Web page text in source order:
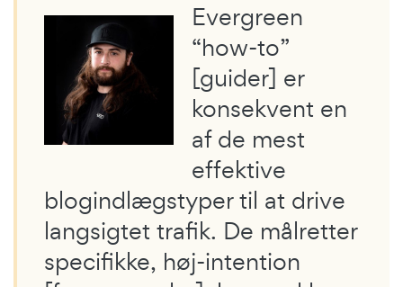
Evergreen
“how-to”
[guider] er
konsekvent en
af de mest
effektive
blogindlægstyper til at drive
langsigtet trafik. De målretter
specifikke, høj-intention